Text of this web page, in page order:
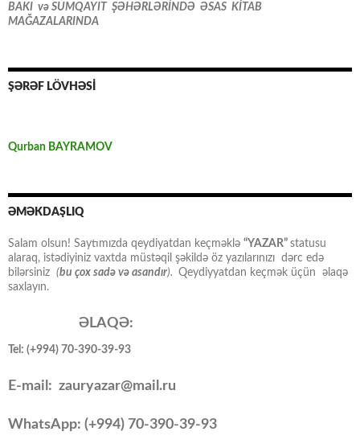
BAKI və SUMQAYIT ŞƏHƏRLƏRİNDƏ ƏSAS KİTAB
MAĞAZALARINDA
ŞƏRƏF LÖVHƏSİ
Qurban BAYRAMOV
ƏMƏKDAŞLIQ
Salam olsun! Saytımızda qeydiyatdan keçməklə “YAZAR” statusu
alaraq, istədiyiniz vaxtda müstəqil şəkildə öz yazılarınızı dərc edə
bilərsiniz (bu çox sadə və asandır). Qeydiyyatdan keçmək üçün əlaqə
saxlayın.
ƏLAQƏ:
Tel: (+994) 70-390-39-93
E-mail: zauryazar@mail.ru
WhatsApp: (+994) 70-390-39-93